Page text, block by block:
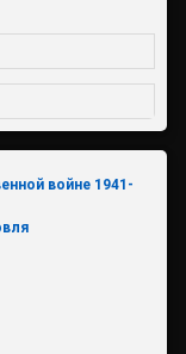
войне 1941-